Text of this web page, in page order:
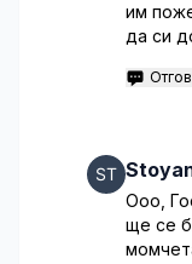
им
да си
Ооо,
ще се